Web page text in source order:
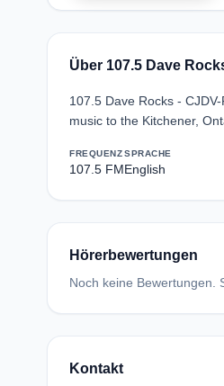
Über 107.5 Dave
107.5 Dave Rocks -
music to the Kitchener,
FREQUENZ
107.5 FM
SPRACHE
English
Hörerbewertungen
Noch keine Bewertungen.
Kontakt